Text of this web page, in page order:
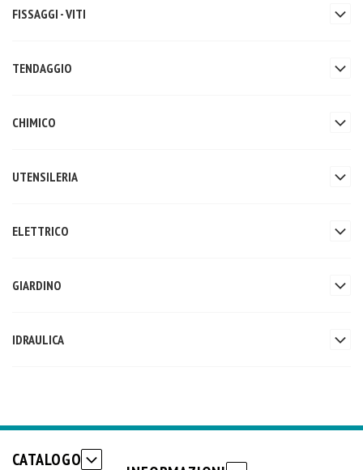
FISSAGGI - VITI
TENDAGGIO
CHIMICO
UTENSILERIA
ELETTRICO
GIARDINO
IDRAULICA
CATALOGO